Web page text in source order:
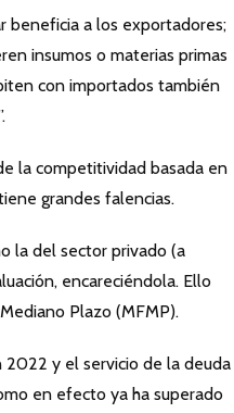
beneficia a los exportadores;
insumos o materias primas
con importados también
la competitividad basada en
grandes falencias.
la del sector privado (a
encareciéndola. Ello
Plazo (MFMP).
y el servicio de la deuda
en efecto ya ha superado